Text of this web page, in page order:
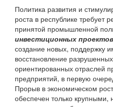
Политика развития и
роста в республике требует
принятой промышленной
инвестиционных проектов
создание новых, поддержку
восстановление
ориентированных отраслей
предприятий, в первую
Прорыв в экономическом
обеспечен только крупными,